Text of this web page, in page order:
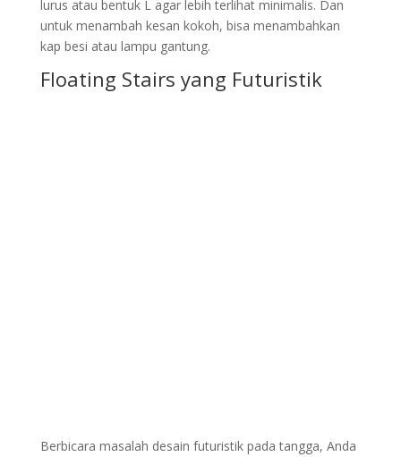
lurus atau bentuk L agar lebih terlihat minimalis. Dan
untuk menambah kesan kokoh, bisa menambahkan
kap besi atau lampu gantung.
Floating Stairs yang Futuristik
Berbicara masalah desain futuristik pada tangga, Anda